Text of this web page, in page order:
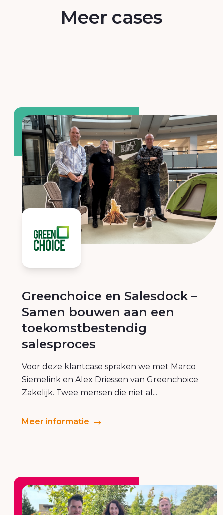
Meer cases
Greenchoice en Salesdock –
Samen bouwen aan een
toekomstbestendig
salesproces
Voor deze klantcase spraken we met Marco
Siemelink en Alex Driessen van Greenchoice
Zakelijk. Twee mensen die niet al...
Meer informatie